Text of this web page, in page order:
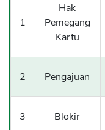
1
Hak
Pemegang
Kartu
2 Pengajuan
3 Blokir